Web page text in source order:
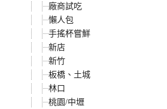
廠商試吃
懶人包
手搖杯嘗鮮
新店
新竹
板橋、土城
林口
桃園/中壢